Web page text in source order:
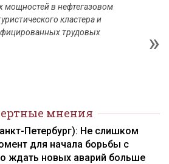
в нефтегазовом
кластера и
трудовых
мнения
Петербург): Не слишком
для начала борьбы с
ждать новых аварий больше